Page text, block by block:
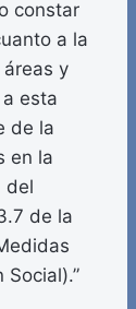
constar
a la
y
esta
de la
en la
del
de la